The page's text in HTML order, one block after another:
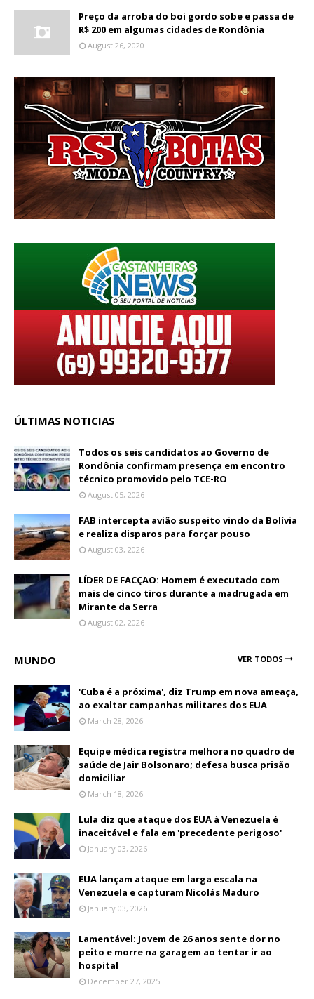
Preço da arroba do boi gordo sobe e passa de
R$ 200 em algumas cidades de Rondônia
August 26, 2020
ÚLTIMAS NOTICIAS
Todos os seis candidatos ao Governo de
Rondônia confirmam presença em encontro
técnico promovido pelo TCE-RO
August 05, 2026
FAB intercepta avião suspeito vindo da Bolívia
e realiza disparos para forçar pouso
August 03, 2026
LÍDER DE FACÇAO: Homem é executado com
mais de cinco tiros durante a madrugada em
Mirante da Serra
August 02, 2026
MUNDO VER TODOS
'Cuba é a próxima', diz Trump em nova ameaça,
ao exaltar campanhas militares dos EUA
March 28, 2026
Equipe médica registra melhora no quadro de
saúde de Jair Bolsonaro; defesa busca prisão
domiciliar
March 18, 2026
Lula diz que ataque dos EUA à Venezuela é
inaceitável e fala em 'precedente perigoso'
January 03, 2026
EUA lançam ataque em larga escala na
Venezuela e capturam Nicolás Maduro
January 03, 2026
Lamentável: Jovem de 26 anos sente dor no
peito e morre na garagem ao tentar ir ao
hospital
December 27, 2025